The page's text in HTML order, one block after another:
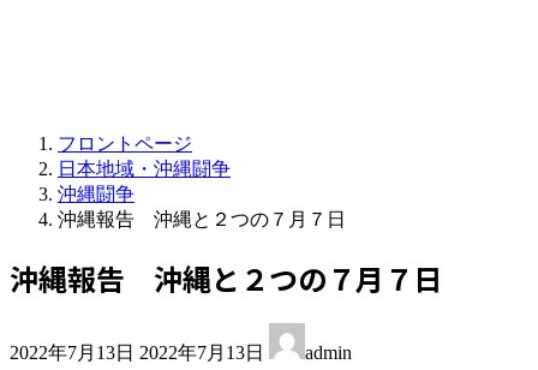
フロントページ
日本地域・沖縄闘争
沖縄闘争
沖縄報告 沖縄と２つの７月７日
沖縄報告 沖縄と２つの７月７日
2022年7月13日 終
2022年7月13日 admin